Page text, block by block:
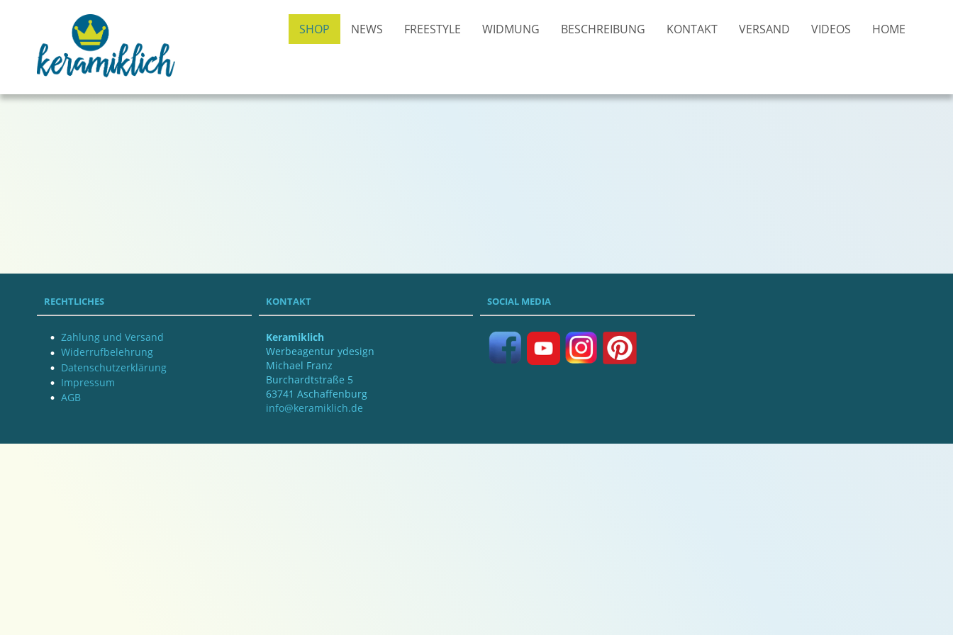
SHOP NEWS FREESTYLE WIDMUNG BESCHREIBUNG KONTAKT VERSAND VIDEOS HOME
RECHTLICHES
Zahlung und Versand
Widerrufbelehrung
Datenschutzerklärung
Impressum
AGB
KONTAKT
Keramiklich
Werbeagentur ydesign
Michael Franz
Burchardtstraße 5
63741 Aschaffenburg
info@keramiklich.de
SOCIAL MEDIA